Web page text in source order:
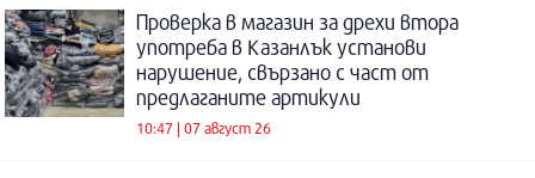
Проверка в магазин за дрехи втора
употреба в Казанлък установи
нарушение, свързано с част от
предлаганите артикули
10:47 | 07 август 26